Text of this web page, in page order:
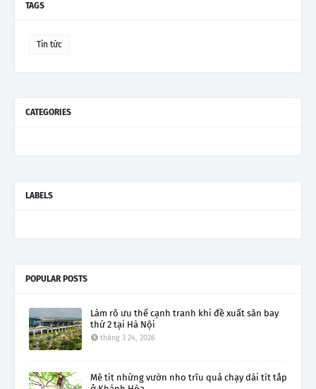
TAGS
Tin tức
CATEGORIES
LABELS
POPULAR POSTS
Làm rõ ưu thế cạnh tranh khi đề xuất sân bay
thứ 2 tại Hà Nội
tháng 3 24, 2026
Mê tít những vườn nho trĩu quả chạy dài tít tắp